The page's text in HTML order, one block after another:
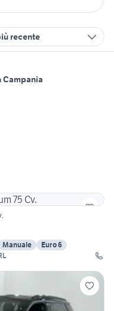
recente
Campania
Manuale
Euro 6